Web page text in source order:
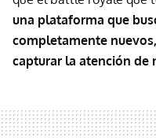
una plataforma que
completamente
capturar la atención de